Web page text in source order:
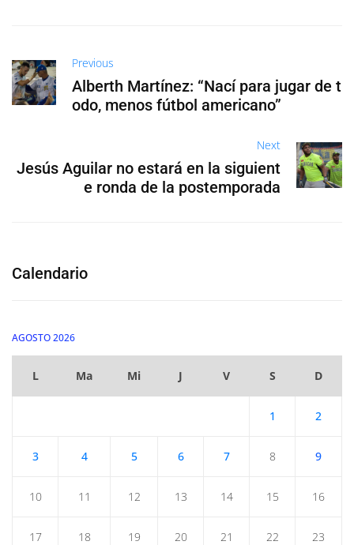
Previous
Alberth Martínez: “Nací para jugar de t
odo, menos fútbol americano”
Next
Jesús Aguilar no estará en la siguient
e ronda de la postemporada
Calendario
AGOSTO 2026
L Ma Mi J V S D
1 2
3 4 5 6 7 8 9
10 11 12 13 14 15 16
17 18 19 20 21 22 23